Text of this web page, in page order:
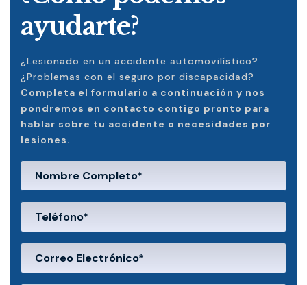
ayudarte?
¿Lesionado en un accidente automovilístico?
¿Problemas con el seguro por discapacidad?
Completa el formulario a continuación y nos
pondremos en contacto contigo pronto para
hablar sobre tu accidente o necesidades por
lesiones.